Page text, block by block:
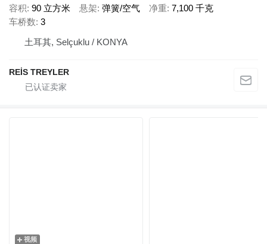
容积 90 立方米 悬架 弹簧/空气 净重 7,100 千克
车桥数 3
土耳其, Selçuklu / KONYA
REİS TREYLER
视频